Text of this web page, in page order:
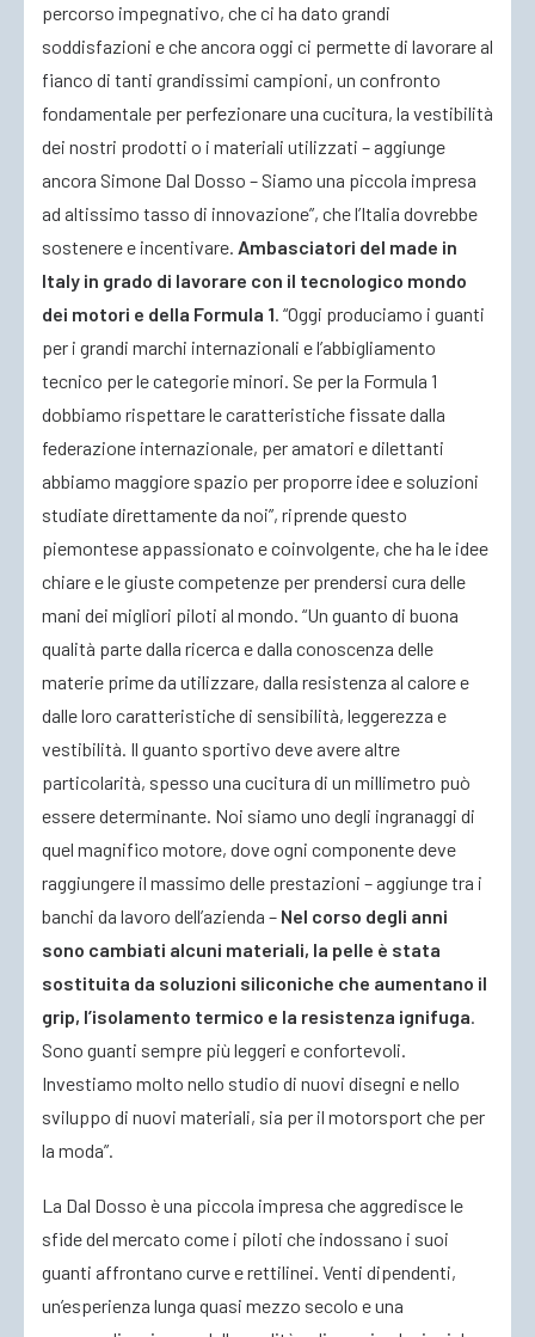
percorso impegnativo, che ci ha dato grandi
soddisfazioni e che ancora oggi ci permette di lavorare al
fianco di tanti grandissimi campioni, un confronto
fondamentale per perfezionare una cucitura, la vestibilità
dei nostri prodotti o i materiali utilizzati – aggiunge
ancora Simone Dal Dosso – Siamo una piccola impresa
ad altissimo tasso di innovazione”, che l’Italia dovrebbe
sostenere e incentivare. Ambasciatori del made in
Italy in grado di lavorare con il tecnologico mondo
dei motori e della Formula 1. “Oggi produciamo i guanti
per i grandi marchi internazionali e l’abbigliamento
tecnico per le categorie minori. Se per la Formula 1
dobbiamo rispettare le caratteristiche fissate dalla
federazione internazionale, per amatori e dilettanti
abbiamo maggiore spazio per proporre idee e soluzioni
studiate direttamente da noi”, riprende questo
piemontese appassionato e coinvolgente, che ha le idee
chiare e le giuste competenze per prendersi cura delle
mani dei migliori piloti al mondo. “Un guanto di buona
qualità parte dalla ricerca e dalla conoscenza delle
materie prime da utilizzare, dalla resistenza al calore e
dalle loro caratteristiche di sensibilità, leggerezza e
vestibilità. Il guanto sportivo deve avere altre
particolarità, spesso una cucitura di un millimetro può
essere determinante. Noi siamo uno degli ingranaggi di
quel magnifico motore, dove ogni componente deve
raggiungere il massimo delle prestazioni – aggiunge tra i
banchi da lavoro dell’azienda – Nel corso degli anni
sono cambiati alcuni materiali, la pelle è stata
sostituita da soluzioni siliconiche che aumentano il
grip, l’isolamento termico e la resistenza ignifuga.
Sono guanti sempre più leggeri e confortevoli.
Investiamo molto nello studio di nuovi disegni e nello
sviluppo di nuovi materiali, sia per il motorsport che per
la moda”.
La Dal Dosso è una piccola impresa che aggredisce le
sfide del mercato come i piloti che indossano i suoi
guanti affrontano curve e rettilinei. Venti dipendenti,
un’esperienza lunga quasi mezzo secolo e una